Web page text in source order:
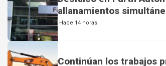
allanamientos
Hace 14 horas
Continúan los trabajos